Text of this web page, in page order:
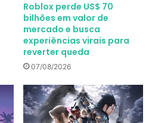
Roblox perde US$ 70
bilhões em valor de
mercado e busca
experiências virais para
reverter queda
07/08/2026